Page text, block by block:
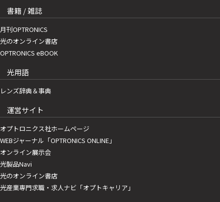
書籍 / 雑誌
月刊OPTRONICS
光のオンライン書店
OPTRONICS eBOOK
光用語
レンズ辞典＆事典
運営サイト
オプトロニクス社ホームページ
WEBジャーナル「OPTRONICS ONLINE」
オンライン展示会
光製品Navi
光のオンライン書店
光産業専門求職・求人ナビ「オプトキャリア」